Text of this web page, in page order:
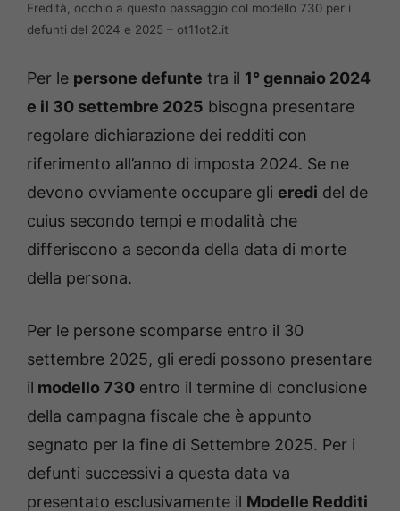
Eredità, occhio a questo passaggio col modello 730 per i
defunti del 2024 e 2025 – ot11ot2.it
Per le persone defunte tra il 1° gennaio 2024
e il 30 settembre 2025 bisogna presentare
regolare dichiarazione dei redditi con
riferimento all’anno di imposta 2024. Se ne
devono ovviamente occupare gli eredi del de
cuius secondo tempi e modalità che
differiscono a seconda della data di morte
della persona.
Per le persone scomparse entro il 30
settembre 2025, gli eredi possono presentare
il modello 730 entro il termine di conclusione
della campagna fiscale che è appunto
segnato per la fine di Settembre 2025. Per i
defunti successivi a questa data va
presentato esclusivamente il Modelle Redditi